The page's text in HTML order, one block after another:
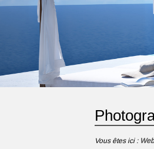
Vous êtes ici :